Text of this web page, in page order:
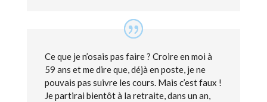
Ce que je n’osais pas faire ? Croire en moi à
59 ans et me dire que, déjà en poste, je ne
pouvais pas suivre les cours. Mais c’est faux !
Je partirai bientôt à la retraite, dans un an,